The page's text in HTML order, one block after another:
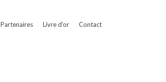
Partenaires Livre d'or Contact